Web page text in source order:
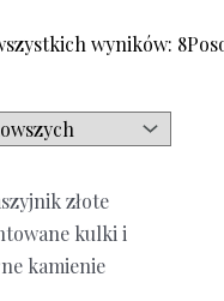
wyników: 8